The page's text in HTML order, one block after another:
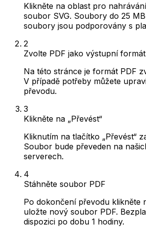
Klikněte na oblast pro
soubor SVG. Soubory do 25
soubory jsou podporovány s
2
Zvolte PDF jako výstupní formát
Na této stránce je formát PDF
V případě potřeby můžete
převodu.
3
Klikněte na „Převést“
Kliknutím na tlačítko „Převést“
Soubor bude převeden na
serverech.
4
Stáhněte soubor PDF
Po dokončení převodu klikněte
uložte nový soubor PDF.
dispozici po dobu 1 hodiny.